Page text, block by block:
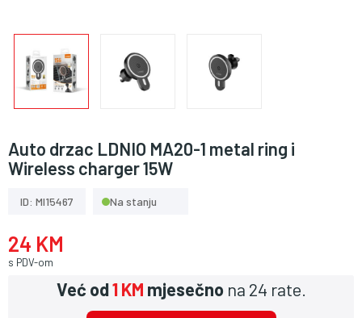
Auto drzac LDNIO MA20-1 metal ring i
Wireless charger 15W
ID: MI15467 Na stanju
24 KM
s PDV-om
Već od1 KM mjesečno na 24 rate.